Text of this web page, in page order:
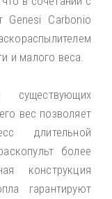
Genesi Carbonio
и малого веса.
вес позволяет
длительной
более
конструкция
гарантируют